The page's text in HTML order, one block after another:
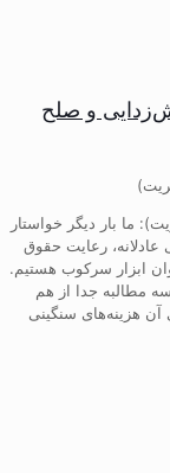
و صلح
ما بار دیگر خواستار
رعایت حقوق
ابزار سرکوب هستیم.
مطالبه جدا از هم
آن هزینه‌های سنگینی